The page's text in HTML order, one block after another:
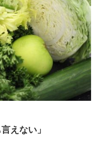
えない」